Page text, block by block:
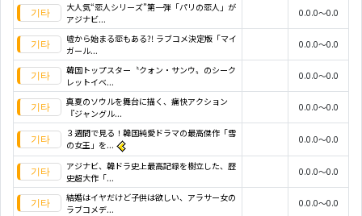
大人気“恋人シリーズ”第一弾「パリの恋人」が
アジナビ...
0.0.0～0.0
嘘から始まる恋もある?! ラブコメ決定版「マイ
ガール...
0.0.0～0.0
韓国トップスター〝クォン・サンウ〟のシーク
レットイベ...
0.0.0～0.0
真夏のソウルを舞台に描く、痛快アクション
『ジャングル...
0.0.0～0.0
３週間で見る！韓国純愛ドラマの最高傑作「雪
の女王」を...
0.0.0～0.0
アジナビ、韓ドラ史上最高記録を樹立した、歴
史超大作「...
0.0.0～0.0
結婚はイヤだけど子供は欲しい、アラサー女の
ラブコメデ...
0.0.0～0.0